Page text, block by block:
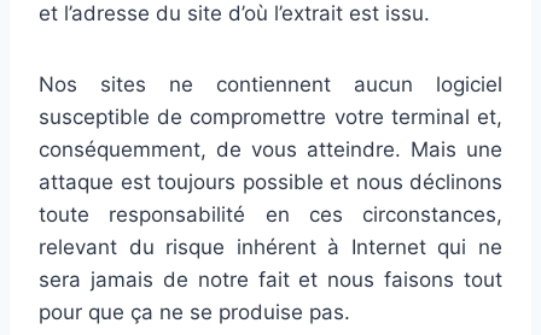
et l’adresse du site d’où l’extrait est issu.
Nos sites ne contiennent aucun logiciel
susceptible de compromettre votre terminal et,
conséquemment, de vous atteindre. Mais une
attaque est toujours possible et nous déclinons
toute responsabilité en ces circonstances,
relevant du risque inhérent à Internet qui ne
sera jamais de notre fait et nous faisons tout
pour que ça ne se produise pas.